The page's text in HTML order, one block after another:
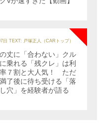
日 TEXT: 戸塚正人（CARトップ）
丈に「合わない」クル
乗れる「残クレ」は利
７割と大人気！ ただ
了後に待ち受ける「落
穴」を経験者が語る